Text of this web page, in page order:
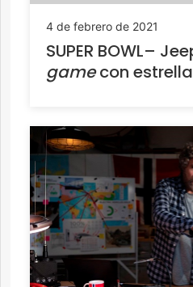
4 de febrero de 2021
SUPER BOWL–
gamecon